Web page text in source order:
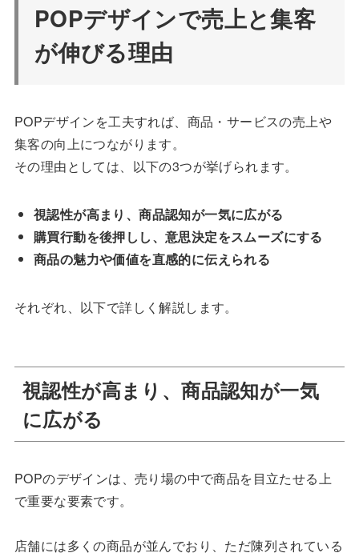
POPデザインで売上と集客
が伸びる理由
POPデザインを工夫すれば、商品・サービスの売上や
集客の向上につながります。
その理由としては、以下の3つが挙げられます。
視認性が高まり、商品認知が一気に広がる
購買行動を後押しし、意思決定をスムーズにする
商品の魅力や価値を直感的に伝えられる
それぞれ、以下で詳しく解説します。
視認性が高まり、商品認知が一気
に広がる
POPのデザインは、売り場の中で商品を目立たせる上
で重要な要素です。
店舗には多くの商品が並んでおり、ただ陳列されている